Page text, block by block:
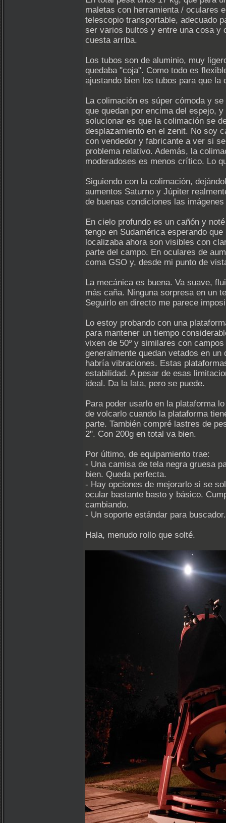
maletas con herramienta / oculares
telescopio transportable, adecuado
ser varios bultos y entre una cosa y
cuesta arriba.
Los tubos son de aluminio, muy
quedaba "coja". Como todo es
ajustando bien los tubos para que
La colimación es súper cómoda y
que quedan por encima del espejo,
solucionar es que la colimación se
desplazamiento en el zenit. No soy
con vendedor y fabricante a ver si
problema relativo. Además, la
moderadoses es menos crítico. Lo
Siguiendo con la colimación,
aumentos Saturno y Júpiter
de buenas condiciones las
En cielo profundo es un cañón y
tengo en Sudamérica esperando
localizaba ahora son visibles con
parte del campo. En oculares de
coma GSO y, desde mi punto de
La mecánica es buena. Va suave,
más caña. Ninguna sorpresa en un
Seguirlo en directo me parece
Lo estoy probando con una
para mantener un tiempo
vixen de 50º y similares con
generalmente quedan vetados en
habría vibraciones. Estas
estabilidad. A pesar de esas
ideal. Da la lata, pero se puede.
Para poder usarlo en la plataforma
de volcarlo cuando la plataforma
parte. También compré lastres de
2". Con 200g en total va bien.
Por último, de equipamiento trae:
- Una camisa de tela negra gruesa
bien. Queda perfecta.
- Hay opciones de mejorarlo si se
ocular bastante basto y básico.
cambiando.
- Un soporte estándar para
Hala, menudo rollo que solté.